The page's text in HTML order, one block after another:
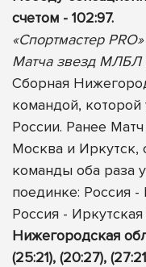
счетом - 102:97.
«Спортмастер
Матча звезд
Сборная
командой,
России. Ранее
Москва и Иркутск,
команды оба раза
поединке: Россия
Россия -
Нижегородская
(25:21), (20:27),